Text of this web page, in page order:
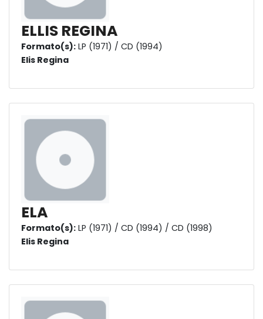
ELLIS REGINA
Formato(s): LP (1971) / CD (1994)
Elis Regina
ELA
Formato(s): LP (1971) / CD (1994) / CD (1998)
Elis Regina